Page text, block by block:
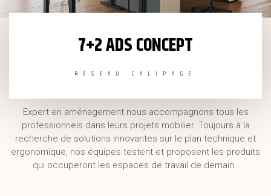
7+2 ADS CONCEPT
RÉSEAU CALIPAGE
Expert en aménagement nous accompagnons tous les
professionnels dans leurs projets mobilier. Toujours à la
recherche de solutions innovantes sur le plan technique et
ergonomique, nos équipes testent et proposent les produits
qui occuperont les espaces de travail de demain.